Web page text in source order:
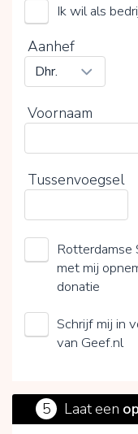
0%
Ik wil als
Aanhef
Voornaam
Tussenvoegsel
Rotterdamse
met mij
donatie
Schrijf mij in
van Geef.nl
5 Laat een